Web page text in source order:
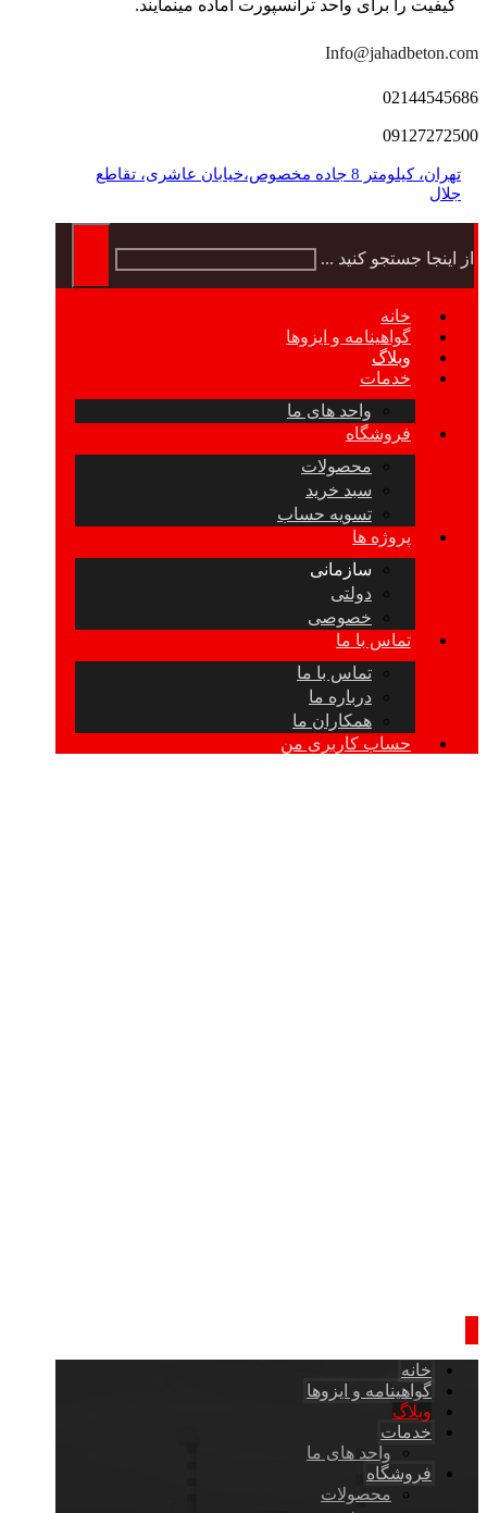
کیفیت را برای واحد ترانسپورت اماده مینمایند.
Info@jahadbeton.com
02144545686
09127272500
تهران، کیلومتر 8 جاده مخصوص،خیابان عاشری، تقاطع
جلال
از اینجا جستجو کنید ...
خانه
گواهینامه و ایزوها
وبلاگ
خدمات
واحد های ما
فروشگاه
محصولات
سبد خرید
تسویه حساب
پروژه ها
سازمانی
دولتی
خصوصی
تماس با ما
تماس با ما
درباره ما
همکاران ما
حساب کاربری من
خانه
گواهینامه و ایزوها
وبلاگ
خدمات
واحد های ما
فروشگاه
محصولات